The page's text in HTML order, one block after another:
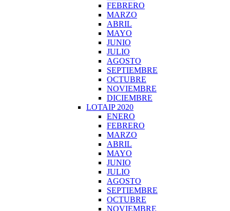
FEBRERO
MARZO
ABRIL
MAYO
JUNIO
JULIO
AGOSTO
SEPTIEMBRE
OCTUBRE
NOVIEMBRE
DICIEMBRE
LOTAIP 2020
ENERO
FEBRERO
MARZO
ABRIL
MAYO
JUNIO
JULIO
AGOSTO
SEPTIEMBRE
OCTUBRE
NOVIEMBRE